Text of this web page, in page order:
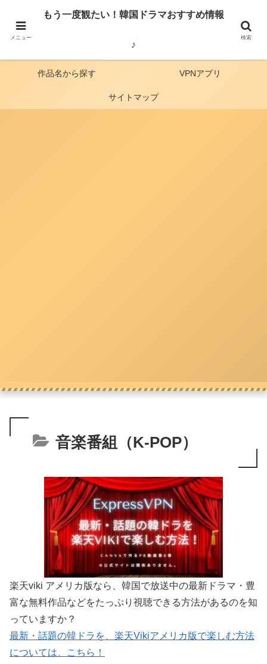
見どころ・俳優・番組の感想・韓国から見た日本の歴史など、韓国ドラマ・バ
ラエティー番組のおすすめをご紹介しています。
作品名から探す VPNアプリ
サイトマップ
音楽番組（K-POP）
楽天viki アメリカ版なら、韓国で放送中の最新ドラマ・豊
富な無料作品などをたっぷり視聴できる方法があるのを知
っていますか？
最新・話題の韓ドラを、楽天Vikiアメリカ版で楽しむ方法
については、こちら！
メニュー
もう一度観たい！韓国ドラマおすすめ情報
♪
検索